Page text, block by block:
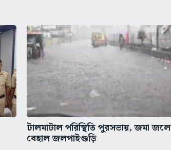
টালমাটাল পরিস্থিতি পুরসভায়, জমা জলে
বেহাল জলপাইগুড়ি